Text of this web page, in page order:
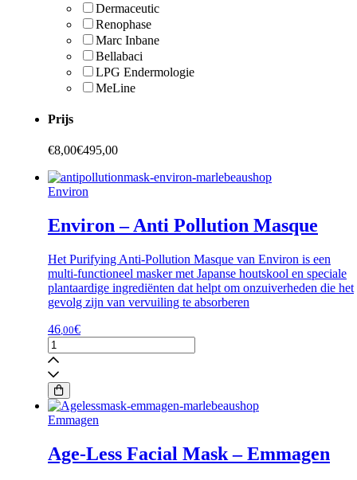
Dermaceutic
Renophase
Marc Inbane
Bellabaci
LPG Endermologie
MeLine
Prijs
€8,00€495,00
Environ
Environ – Anti Pollution Masque
Het Purifying Anti-Pollution Masque van Environ is een
multi-functioneel masker met Japanse houtskool en speciale
plantaardige ingrediënten dat helpt om onzuiverheden die het
gevolg zijn van vervuiling te absorberen
46,00€
Environ
-
Anti
Pollution
Masque
aantal
Emmagen
Age-Less Facial Mask – Emmagen